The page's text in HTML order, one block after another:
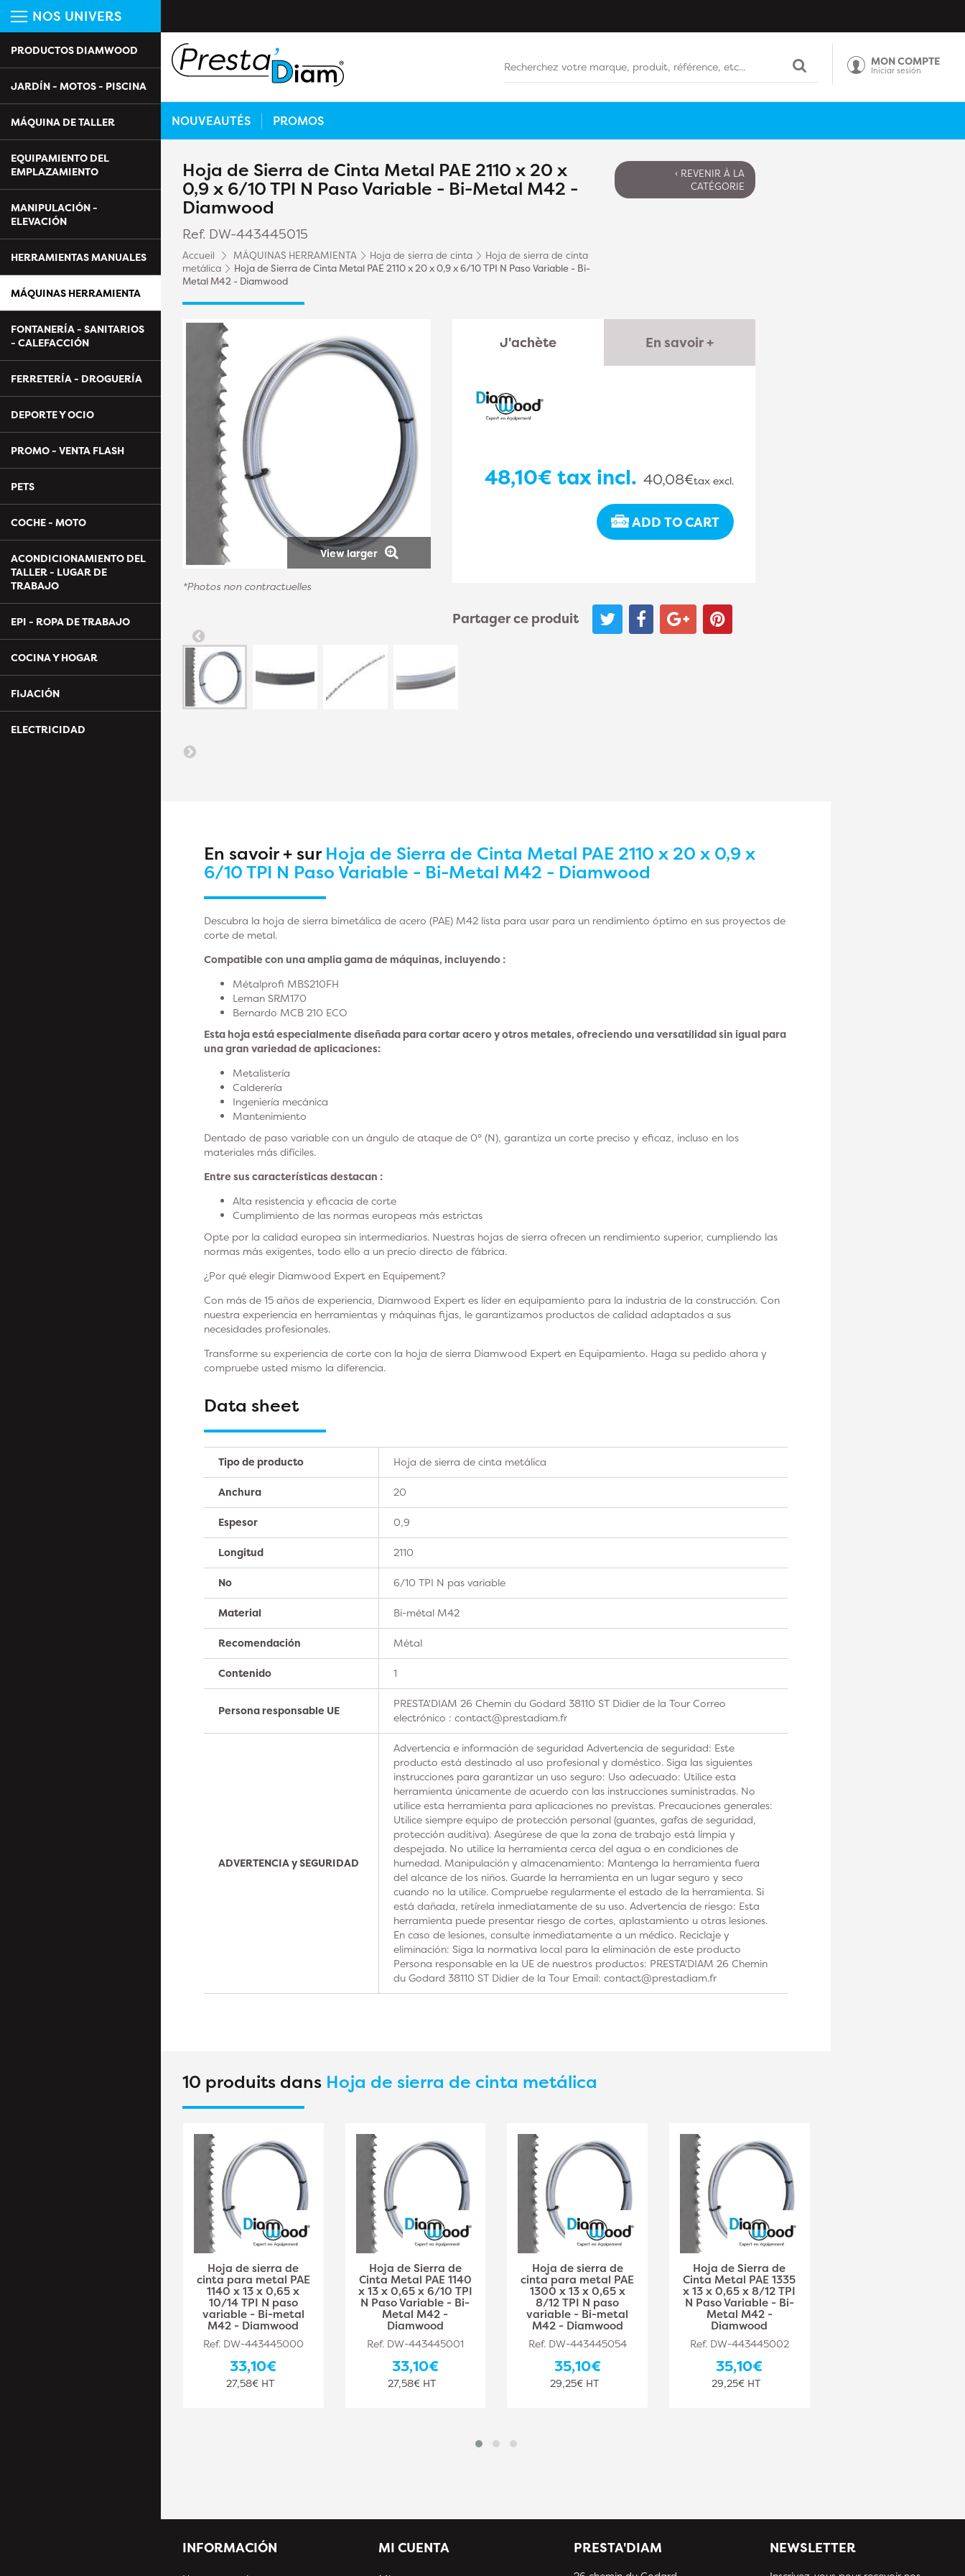
NOS UNIVERS
PRODUCTOS DIAMWOOD
JARDÍN - MOTOS - PISCINA
MÁQUINA DE TALLER
EQUIPAMIENTO DEL
EMPLAZAMIENTO
MANIPULACIÓN -
ELEVACIÓN
HERRAMIENTAS MANUALES
MÁQUINAS HERRAMIENTA
FONTANERÍA - SANITARIOS
- CALEFACCIÓN
FERRETERÍA - DROGUERÍA
DEPORTE Y OCIO
PROMO - VENTA FLASH
PETS
COCHE - MOTO
ACONDICIONAMIENTO DEL
TALLER - LUGAR DE
TRABAJO
EPI - ROPA DE TRABAJO
COCINA Y HOGAR
FIJACIÓN
ELECTRICIDAD
MON COMPTE
Iniciar sesión
NOUVEAUTÉS PROMOS
Hoja de Sierra de Cinta Metal PAE 2110 x 20 x
0,9 x 6/10 TPI N Paso Variable - Bi-Metal M42 -
Diamwood
Ref. DW-443445015
Accueil MÁQUINAS HERRAMIENTA Hoja de sierra de cinta
Hoja de sierra de cinta
metálica
Hoja de Sierra de Cinta Metal PAE 2110 x 20 x 0,9 x 6/10 TPI N Paso Variable - Bi-
Metal M42 - Diamwood
‹ REVENIR À LA
CATÉGORIE
View larger
*Photos non contractuelles
J'achète En savoir +
48,10€ tax incl. 40,08€tax excl.
ADD TO CART
Partager ce produit
En savoir + sur Hoja de Sierra de Cinta Metal PAE 2110 x 20 x 0,9 x
6/10 TPI N Paso Variable - Bi-Metal M42 - Diamwood
Descubra la hoja de sierra bimetálica de acero (PAE) M42 lista para usar para un rendimiento óptimo en sus proyectos de
corte de metal.
Compatible con una amplia gama de máquinas, incluyendo :
Métalprofi MBS210FH
Leman SRM170
Bernardo MCB 210 ECO
Esta hoja está especialmente diseñada para cortar acero y otros metales, ofreciendo una versatilidad sin igual para
una gran variedad de aplicaciones:
Metalistería
Calderería
Ingeniería mecánica
Mantenimiento
Dentado de paso variable con un ángulo de ataque de 0° (N), garantiza un corte preciso y eficaz, incluso en los
materiales más difíciles.
Entre sus características destacan :
Alta resistencia y eficacia de corte
Cumplimiento de las normas europeas más estrictas
Opte por la calidad europea sin intermediarios. Nuestras hojas de sierra ofrecen un rendimiento superior, cumpliendo las
normas más exigentes, todo ello a un precio directo de fábrica.
¿Por qué elegir Diamwood Expert en Equipement?
Con más de 15 años de experiencia, Diamwood Expert es líder en equipamiento para la industria de la construcción. Con
nuestra experiencia en herramientas y máquinas fijas, le garantizamos productos de calidad adaptados a sus
necesidades profesionales.
Transforme su experiencia de corte con la hoja de sierra Diamwood Expert en Equipamiento. Haga su pedido ahora y
compruebe usted mismo la diferencia.
Data sheet
Tipo de producto Hoja de sierra de cinta metálica
Anchura 20
Espesor 0,9
Longitud 2110
No 6/10 TPI N pas variable
Material Bi-métal M42
Recomendación Métal
Contenido 1
Persona responsable UE
PRESTA'DIAM 26 Chemin du Godard 38110 ST Didier de la Tour Correo
electrónico : contact@prestadiam.fr
ADVERTENCIA y SEGURIDAD
Advertencia e información de seguridad Advertencia de seguridad: Este
producto está destinado al uso profesional y doméstico. Siga las siguientes
instrucciones para garantizar un uso seguro: Uso adecuado: Utilice esta
herramienta únicamente de acuerdo con las instrucciones suministradas. No
utilice esta herramienta para aplicaciones no previstas. Precauciones generales:
Utilice siempre equipo de protección personal (guantes, gafas de seguridad,
protección auditiva). Asegúrese de que la zona de trabajo está limpia y
despejada. No utilice la herramienta cerca del agua o en condiciones de
humedad. Manipulación y almacenamiento: Mantenga la herramienta fuera
del alcance de los niños. Guarde la herramienta en un lugar seguro y seco
cuando no la utilice. Compruebe regularmente el estado de la herramienta. Si
está dañada, retírela inmediatamente de su uso. Advertencia de riesgo: Esta
herramienta puede presentar riesgo de cortes, aplastamiento u otras lesiones.
En caso de lesiones, consulte inmediatamente a un médico. Reciclaje y
eliminación: Siga la normativa local para la eliminación de este producto
Persona responsable en la UE de nuestros productos: PRESTA'DIAM 26 Chemin
du Godard 38110 ST Didier de la Tour Email: contact@prestadiam.fr
10 produits dans Hoja de sierra de cinta metálica
Hoja de sierra de
cinta para metal PAE
1140 x 13 x 0,65 x
10/14 TPI N paso
variable - Bi-metal
M42 - Diamwood
Ref. DW-443445000
33,10€
27,58€ HT
Hoja de Sierra de
Cinta Metal PAE 1140
x 13 x 0,65 x 6/10 TPI
N Paso Variable - Bi-
Metal M42 -
Diamwood
Ref. DW-443445001
33,10€
27,58€ HT
Hoja de sierra de
cinta para metal PAE
1300 x 13 x 0,65 x
8/12 TPI N paso
variable - Bi-metal
M42 - Diamwood
Ref. DW-443445054
35,10€
29,25€ HT
Hoja de Sierra de
Cinta Metal PAE 1335
x 13 x 0,65 x 8/12 TPI
N Paso Variable - Bi-
Metal M42 -
Diamwood
Ref. DW-443445002
35,10€
29,25€ HT
INFORMACIÓN MI CUENTA PRESTA'DIAM NEWSLETTER